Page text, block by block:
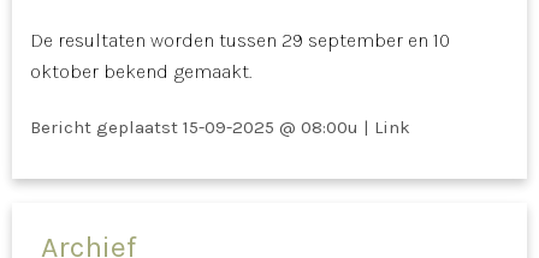
De resultaten worden tussen 29 september en 10
oktober bekend gemaakt.
Bericht geplaatst 15-09-2025 @ 08:00u | Link
Archief